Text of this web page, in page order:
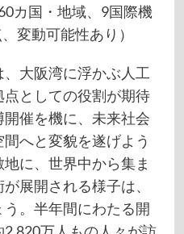
カ国・地域、9国際機
変動可能性あり）
大阪湾に浮かぶ人工
としての役割が期待
催を機に、未来社会
へと変貌を遂げよう
に、世界中から集ま
展開される様子は、
。半年間にわたる開